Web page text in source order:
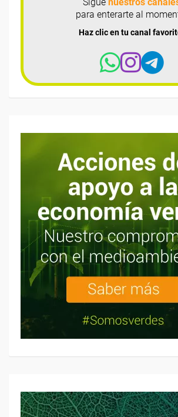
para enterarte al
Haz clic en tu canal